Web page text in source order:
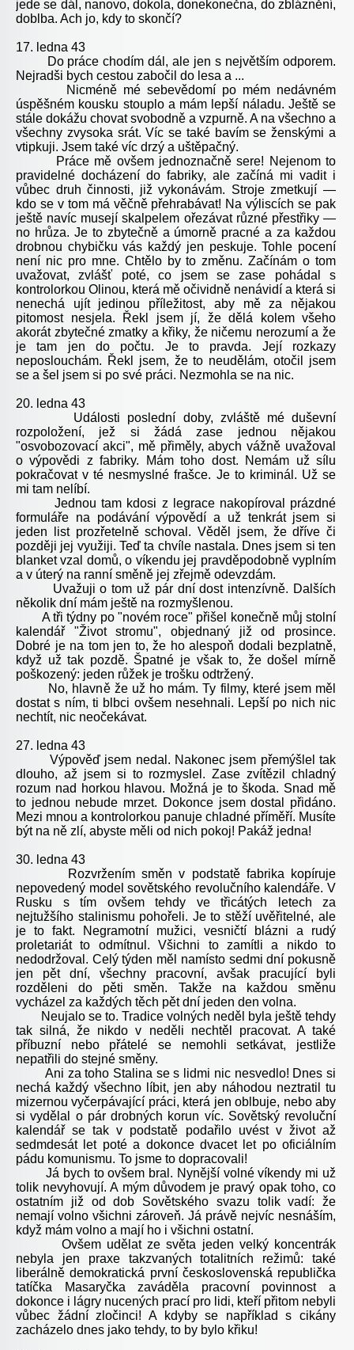
jede se dál, nanovo, dokola, donekonečna, do zbláznění,
doblba. Ach jo, kdy to skončí?
17. ledna 43
Do práce chodím dál, ale jen s největším odporem.
Nejradši bych cestou zabočil do lesa a ...
Nicméně mé sebevědomí po mém nedávném
úspěšném kousku stouplo a mám lepší náladu. Ještě se
stále dokážu chovat svobodně a vzpurně. A na všechno a
všechny zvysoka srát. Víc se také bavím se ženskými a
vtipkuji. Jsem také víc drzý a uštěpačný.
Práce mě ovšem jednoznačně sere! Nejenom to
pravidelné docházení do fabriky, ale začíná mi vadit i
vůbec druh činnosti, již vykonávám. Stroje zmetkují —
kdo se v tom má věčně přehrabávat! Na výliscích se pak
ještě navíc musejí skalpelem ořezávat různé přestřiky —
no hrůza. Je to zbytečně a úmorně pracné a za každou
drobnou chybičku vás každý jen peskuje. Tohle pocení
není nic pro mne. Chtělo by to změnu. Začínám o tom
uvažovat, zvlášť poté, co jsem se zase pohádal s
kontrolorkou Olinou, která mě očividně nenávidí a která si
nenechá ujít jedinou příležitost, aby mě za nějakou
pitomost nesjela. Řekl jsem jí, že dělá kolem všeho
akorát zbytečné zmatky a křiky, že ničemu nerozumí a že
je tam jen do počtu. Je to pravda. Její rozkazy
neposlouchám. Řekl jsem, že to neudělám, otočil jsem
se a šel jsem si po své práci. Nezmohla se na nic.
20. ledna 43
Události poslední doby, zvláště mé duševní
rozpoložení, jež si žádá zase jednou nějakou
"osvobozovací akci", mě přiměly, abych vážně uvažoval
o výpovědi z fabriky. Mám toho dost. Nemám už sílu
pokračovat v té nesmyslné frašce. Je to kriminál. Už se
mi tam nelíbí.
Jednou tam kdosi z legrace nakopíroval prázdné
formuláře na podávání výpovědí a už tenkrát jsem si
jeden list prozřetelně schoval. Věděl jsem, že dříve či
později jej využiji. Teď ta chvíle nastala. Dnes jsem si ten
blanket vzal domů, o víkendu jej pravděpodobně vyplním
a v úterý na ranní směně jej zřejmě odevzdám.
Uvažuji o tom už pár dní dost intenzívně. Dalších
několik dní mám ještě na rozmyšlenou.
A tři týdny po "novém roce" přišel konečně můj stolní
kalendář "Život stromu", objednaný již od prosince.
Dobré je na tom jen to, že ho alespoň dodali bezplatně,
když už tak pozdě. Špatné je však to, že došel mírně
poškozený: jeden růžek je trošku odtržený.
No, hlavně že už ho mám. Ty filmy, které jsem měl
dostat s ním, ti blbci ovšem nesehnali. Lepší po nich nic
nechtít, nic neočekávat.
27. ledna 43
Výpověď jsem nedal. Nakonec jsem přemýšlel tak
dlouho, až jsem si to rozmyslel. Zase zvítězil chladný
rozum nad horkou hlavou. Možná je to škoda. Snad mě
to jednou nebude mrzet. Dokonce jsem dostal přidáno.
Mezi mnou a kontrolorkou panuje chladné příměří. Musíte
být na ně zlí, abyste měli od nich pokoj! Pakáž jedna!
30. ledna 43
Rozvržením směn v podstatě fabrika kopíruje
nepovedený model sovětského revolučního kalendáře. V
Rusku s tím ovšem tehdy ve třicátých letech za
nejtužšího stalinismu pohořeli. Je to stěží uvěřitelné, ale
je to fakt. Negramotní mužici, vesničtí blázni a rudý
proletariát to odmítnul. Všichni to zamítli a nikdo to
nedodržoval. Celý týden měl namísto sedmi dní pokusně
jen pět dní, všechny pracovní, avšak pracující byli
rozděleni do pěti směn. Takže na každou směnu
vycházel za každých těch pět dní jeden den volna.
Neujalo se to. Tradice volných neděl byla ještě tehdy
tak silná, že nikdo v neděli nechtěl pracovat. A také
příbuzní nebo přátelé se nemohli setkávat, jestliže
nepatřili do stejné směny.
Ani za toho Stalina se s lidmi nic nesvedlo! Dnes si
nechá každý všechno líbit, jen aby náhodou neztratil tu
mizernou vyčerpávající práci, která jen oblbuje, nebo aby
si vydělal o pár drobných korun víc. Sovětský revoluční
kalendář se tak v podstatě podařilo uvést v život až
sedmdesát let poté a dokonce dvacet let po oficiálním
pádu komunismu. To jsme to dopracovali!
Já bych to ovšem bral. Nynější volné víkendy mi už
tolik nevyhovují. A mým důvodem je pravý opak toho, co
ostatním již od dob Sovětského svazu tolik vadí: že
nemají volno všichni zároveň. Já právě nejvíc nesnáším,
když mám volno a mají ho i všichni ostatní.
Ovšem udělat ze světa jeden velký koncentrák
nebyla jen praxe takzvaných totalitních režimů: také
liberálně demokratická první československá republička
tatíčka Masaryčka zaváděla pracovní povinnost a
dokonce i lágry nucených prací pro lidi, kteří přitom nebyli
vůbec žádní zločinci! A kdyby se například s cikány
zacházelo dnes jako tehdy, to by bylo křiku!